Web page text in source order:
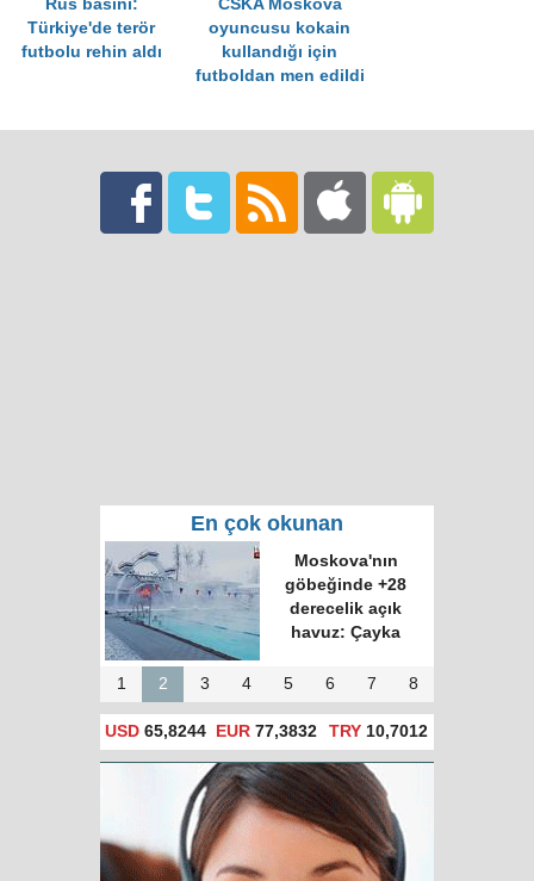
Rus basını:
Türkiye'de terör
futbolu rehin aldı
CSKA Moskova
oyuncusu kokain
kullandığı için
futboldan men edildi
En çok okunan
Moskova'nın
göbeğinde +28
derecelik açık
havuz: Çayka
1 2 3 4 5 6 7 8
USD 65,8244 EUR 77,3832 TRY10,7012